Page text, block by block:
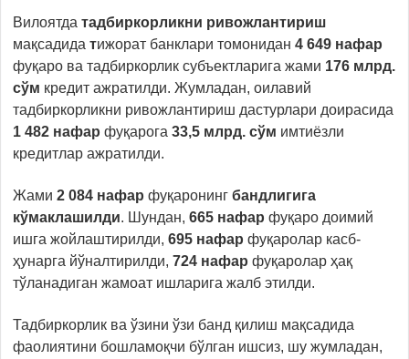
Вилоятда тадбиркорликни ривожлантириш
мақсадида тижорат банклари томонидан 4 649 нафар
фуқаро ва тадбиркорлик субъектларига жами 176 млрд.
сўм кредит ажратилди. Жумладан, оилавий
тадбиркорликни ривожлантириш дастурлари доирасида
1 482 нафар фуқарога 33,5 млрд. сўм имтиёзли
кредитлар ажратилди.
Жами 2 084 нафар фуқаронинг бандлигига
кўмаклашилди. Шундан, 665 нафар фуқаро доимий
ишга жойлаштирилди, 695 нафар фуқаролар касб-
ҳунарга йўналтирилди, 724 нафар фуқаролар ҳақ
тўланадиган жамоат ишларига жалб этилди.
Тадбиркорлик ва ўзини ўзи банд қилиш мақсадида
фаолиятини бошламоқчи бўлган ишсиз, шу жумладан,